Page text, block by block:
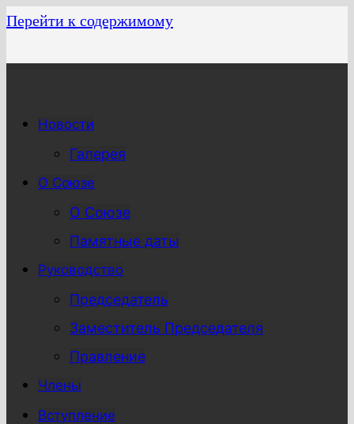
Перейти к содержимому
Новости
Галерея
О Союзе
О Союзе
Памятные даты
Руководство
Председатель
Заместитель Председателя
Правление
Члены
Вступление